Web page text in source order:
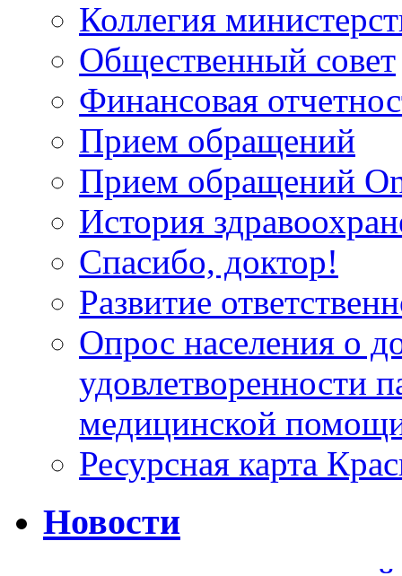
Коллегия
Общественный совет
Финансовая
Прием обращений
Прием обращений
История
Спасибо, доктор!
Развитие
Опрос населения о
удовлетворенности
медицинской
Ресурсная карта
Новости